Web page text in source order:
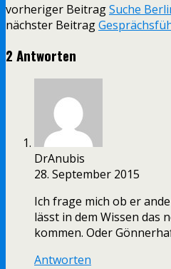
vorheriger BeitragSuche
nächster Beitrag
2 Antworten
DrAnubis
28. September 2015
Ich frage mich ob er
lässt in dem Wissen das
kommen. Oder
Antworten